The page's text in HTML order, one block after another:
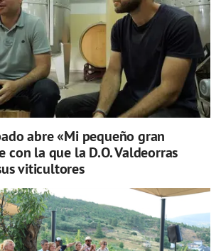
abre «Mi pequeño gran
con la que la D.O. Valdeorras
viticultores